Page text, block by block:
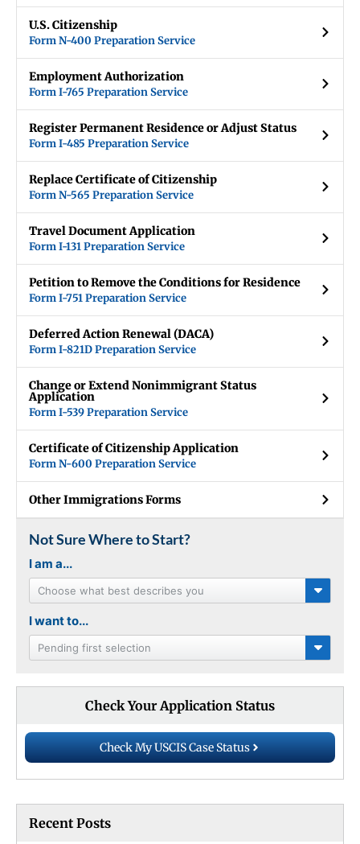
U.S. Citizenship
Form N-400 Preparation Service
Employment Authorization
Form I-765 Preparation Service
Register Permanent Residence or Adjust Status
Form I-485 Preparation Service
Replace Certificate of Citizenship
Form N-565 Preparation Service
Travel Document Application
Form I-131 Preparation Service
Petition to Remove the Conditions for Residence
Form I-751 Preparation Service
Deferred Action Renewal (DACA)
Form I-821D Preparation Service
Change or Extend Nonimmigrant Status
Application
Form I-539 Preparation Service
Certificate of Citizenship Application
Form N-600 Preparation Service
Other Immigrations Forms
Not Sure Where to Start?
I am a...
Choose what best describes you
I want to...
Pending first selection
Check Your Application Status
Check My USCIS Case Status
Recent Posts